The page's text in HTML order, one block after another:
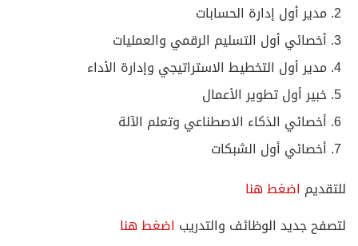
مدير أول إدارة الحسابات
أخصائي أول التسليم الرقمي والعمليات
مدير أول التخطيط الاستراتيجي وإدارة الأداء
خبير أول تطوير الأعمال
أخصائي الذكاء الاصطناعي وتعلم الآلة
أخصائي أول الشبكات
للتقديم اضغط هنا
لتصفح جديد الوظائف والتدريب اضغط هنا